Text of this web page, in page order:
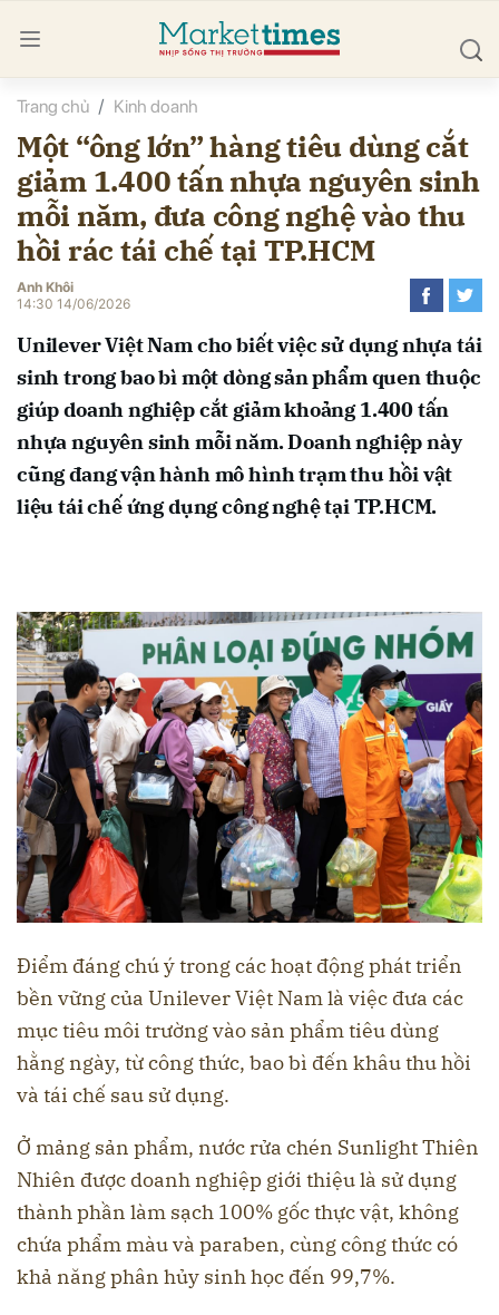
Trang chủ Kinh doanh
Một “ông lớn” hàng tiêu dùng cắt
giảm 1.400 tấn nhựa nguyên sinh
mỗi năm, đưa công nghệ vào thu
hồi rác tái chế tại TP.HCM
Anh Khôi
14:30 14/06/2026
Unilever Việt Nam cho biết việc sử dụng nhựa tái
sinh trong bao bì một dòng sản phẩm quen thuộc
giúp doanh nghiệp cắt giảm khoảng 1.400 tấn
nhựa nguyên sinh mỗi năm. Doanh nghiệp này
cũng đang vận hành mô hình trạm thu hồi vật
liệu tái chế ứng dụng công nghệ tại TP.HCM.
Điểm đáng chú ý trong các hoạt động phát triển
bền vững của Unilever Việt Nam là việc đưa các
mục tiêu môi trường vào sản phẩm tiêu dùng
hằng ngày, từ công thức, bao bì đến khâu thu hồi
và tái chế sau sử dụng.
Ở mảng sản phẩm, nước rửa chén Sunlight Thiên
Nhiên được doanh nghiệp giới thiệu là sử dụng
thành phần làm sạch 100% gốc thực vật, không
chứa phẩm màu và paraben, cùng công thức có
khả năng phân hủy sinh học đến 99,7%.
luận